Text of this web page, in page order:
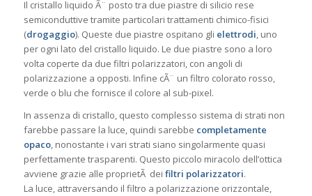
Il cristallo liquido Ã¨ posto tra due piastre di silicio rese
semiconduttive tramite particolari trattamenti chimico-fisici
(drogaggio). Queste due piastre ospitano gli elettrodi, uno
per ogni lato del cristallo liquido. Le due piastre sono a loro
volta coperte da due filtri polarizzatori, con angoli di
polarizzazione a opposti. Infine cÃ¨ un filtro colorato rosso,
verde o blu che fornisce il colore al sub-pixel.
In assenza di cristallo, questo complesso sistema di strati non
farebbe passare la luce, quindi sarebbe completamente
opaco, nonostante i vari strati siano singolarmente quasi
perfettamente trasparenti. Questo piccolo miracolo dell’ottica
avviene grazie alle proprietÃ dei filtri polarizzatori.
La luce, attraversando il filtro a polarizzazione orizzontale,